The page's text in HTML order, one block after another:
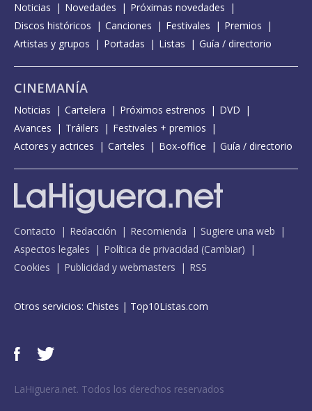
Noticias Novedades
Próximas novedades
Discos históricos
Canciones Festivales
Premios
Artistas y grupos
Portadas Listas Guía / directorio
CINEMANÍA
Noticias Cartelera Próximos estrenos
DVD
Avances
Tráilers
Festivales + premios
Actores y actrices
Carteles Box-office Guía / directorio
Contacto Redacción Recomienda
Sugiere una web
Aspectos legales
Política de privacidad (Cambiar)
Cookies
Publicidad y webmasters RSS
Otros servicios: Chistes | Top10Listas.com
LaHiguera.net. Todos los derechos reservados